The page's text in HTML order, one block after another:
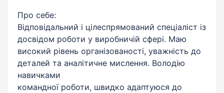
Про себе:
Відповідальний і цілеспрямований спеціаліст із
досвідом роботи у виробничій сфері. Маю
високий рівень організованості, уважність до
деталей та аналітичне мислення. Володію
навичками
командної роботи, швидко адаптуюся до